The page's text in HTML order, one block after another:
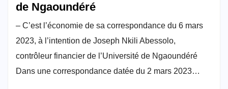
de Ngaoundéré
– C’est l’économie de sa correspondance du 6 mars
2023, à l’intention de Joseph Nkili Abessolo,
contrôleur financier de l’Université de Ngaoundéré
Dans une correspondance datée du 2 mars 2023…